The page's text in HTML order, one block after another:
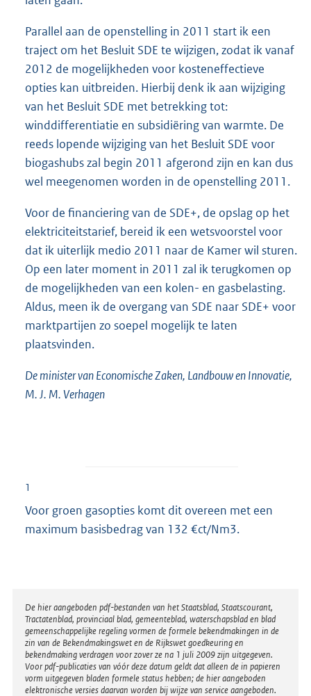
Parallel aan de openstelling in 2011 start ik een
traject om het Besluit SDE te wijzigen, zodat ik vanaf
2012 de mogelijkheden voor kosteneffectieve
opties kan uitbreiden. Hierbij denk ik aan wijziging
van het Besluit SDE met betrekking tot:
winddifferentiatie en subsidiëring van warmte. De
reeds lopende wijziging van het Besluit SDE voor
biogashubs zal begin 2011 afgerond zijn en kan dus
wel meegenomen worden in de openstelling 2011.
Voor de financiering van de SDE+, de opslag op het
elektriciteitstarief, bereid ik een wetsvoorstel voor
dat ik uiterlijk medio 2011 naar de Kamer wil sturen.
Op een later moment in 2011 zal ik terugkomen op
de mogelijkheden van een kolen- en gasbelasting.
Aldus, meen ik de overgang van SDE naar SDE+ voor
marktpartijen zo soepel mogelijk te laten
plaatsvinden.
De minister van Economische Zaken, Landbouw en Innovatie,
M. J. M. Verhagen
1
Voor groen gasopties komt dit overeen met een
maximum basisbedrag van 132 €ct/Nm3.
Disclaimer
De hier aangeboden pdf-bestanden van het Staatsblad, Staatscourant,
Tractatenblad, provinciaal blad, gemeenteblad, waterschapsblad en blad
gemeenschappelijke regeling vormen de formele bekendmakingen in de
zin van de Bekendmakingswet en de Rijkswet goedkeuring en
bekendmaking verdragen voor zover ze na 1 juli 2009 zijn uitgegeven.
Voor pdf-publicaties van vóór deze datum geldt dat alleen de in papieren
vorm uitgegeven bladen formele status hebben; de hier aangeboden
elektronische versies daarvan worden bij wijze van service aangeboden.